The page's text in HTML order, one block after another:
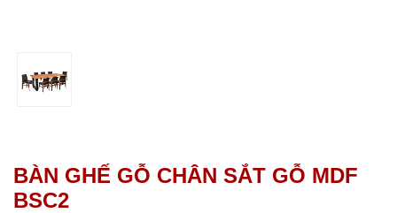
BÀN GHẾ GỖ CHÂN SẮT GỖ MDF
BSC2